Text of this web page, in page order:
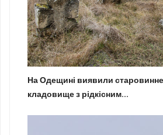
На Одещині виявили
кладовище з рідкісним...